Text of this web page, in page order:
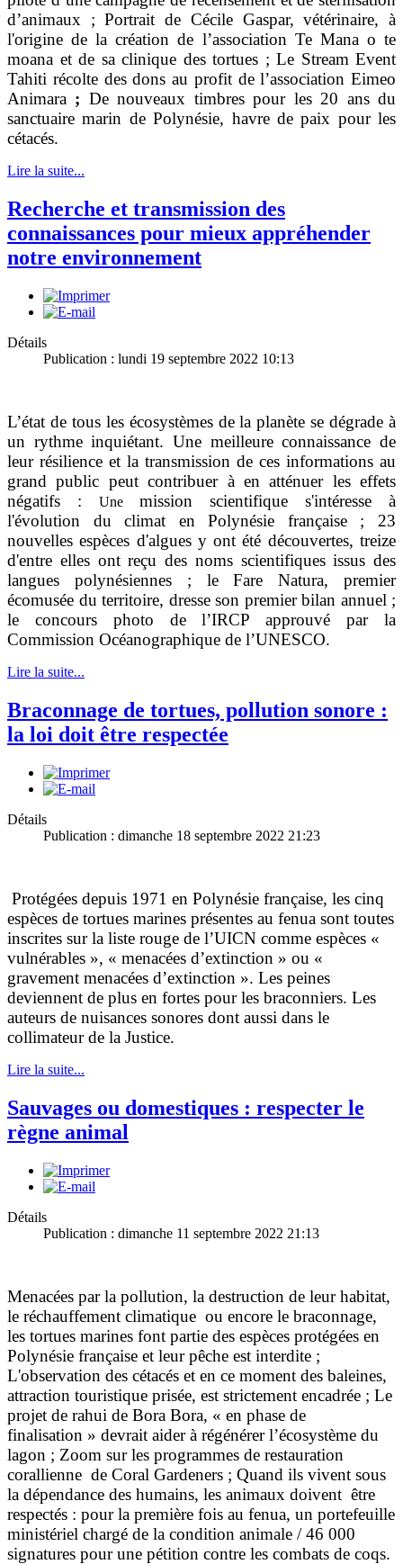
d’animaux ; Portrait de Cécile Gaspar, vétérinaire, à
l'origine de la création de l’association Te Mana o te
moana et de sa clinique des tortues ; Le Stream Event
Tahiti récolte des dons au profit de l’association Eimeo
Animara ; De nouveaux timbres pour les 20 ans du
sanctuaire marin de Polynésie, havre de paix pour les
cétacés.
Lire la suite...
Recherche et transmission des
connaissances pour mieux appréhender
notre environnement
Détails
Publication : lundi 19 septembre 2022 10:13
L’état de tous les écosystèmes de la planète se dégrade à
un rythme inquiétant. Une meilleure connaissance de
leur résilience et la transmission de ces informations au
grand public peut contribuer à en atténuer les effets
négatifs :
Une mission scientifique s'intéresse à
l'évolution du climat en Polynésie française ; 23
nouvelles espèces d'algues y ont été découvertes, treize
d'entre elles ont reçu des noms scientifiques issus des
langues polynésiennes ; le Fare Natura, premier
écomusée du territoire, dresse son premier bilan annuel ;
le concours photo de l’IRCP approuvé par la
Commission Océanographique de l’UNESCO.
Lire la suite...
Braconnage de tortues, pollution sonore :
la loi doit être respectée
Détails
Publication : dimanche 18 septembre 2022 21:23
Protégées depuis 1971 en Polynésie française, les cinq
espèces de tortues marines présentes au fenua sont toutes
inscrites sur la liste rouge de l’UICN comme espèces «
vulnérables », « menacées d’extinction » ou «
gravement menacées d’extinction ». Les peines
deviennent de plus en fortes pour les braconniers. Les
auteurs de nuisances sonores dont aussi dans le
collimateur de la Justice.
Lire la suite...
Sauvages ou domestiques : respecter le
règne animal
Détails
Publication : dimanche 11 septembre 2022 21:13
Menacées par la pollution, la destruction de leur habitat,
le réchauffement climatique ou encore le braconnage,
les tortues marines font partie des espèces protégées en
Polynésie française et leur pêche est interdite ;
L'observation des cétacés et en ce moment des baleines,
attraction touristique prisée, est strictement encadrée ; Le
projet de rahui de Bora Bora, « en phase de
finalisation » devrait aider à régénérer l’écosystème du
lagon ; Zoom sur les programmes de restauration
corallienne de Coral Gardeners ; Quand ils vivent sous
la dépendance des humains, les animaux doivent être
respectés : pour la première fois au fenua, un portefeuille
ministériel chargé de la condition animale / 46 000
signatures pour une pétition contre les combats de coqs.